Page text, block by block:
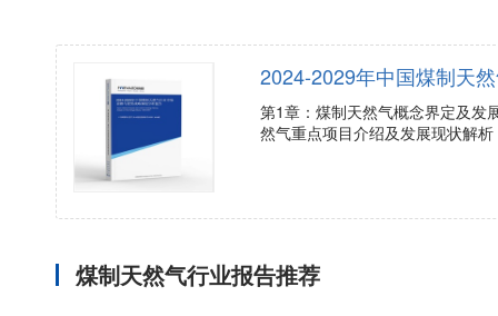
2024-2029年中国煤制天
第1章：煤制天然气概念界定及发
然气重点项目介绍及发展现状解
煤制天然气行业报告推荐